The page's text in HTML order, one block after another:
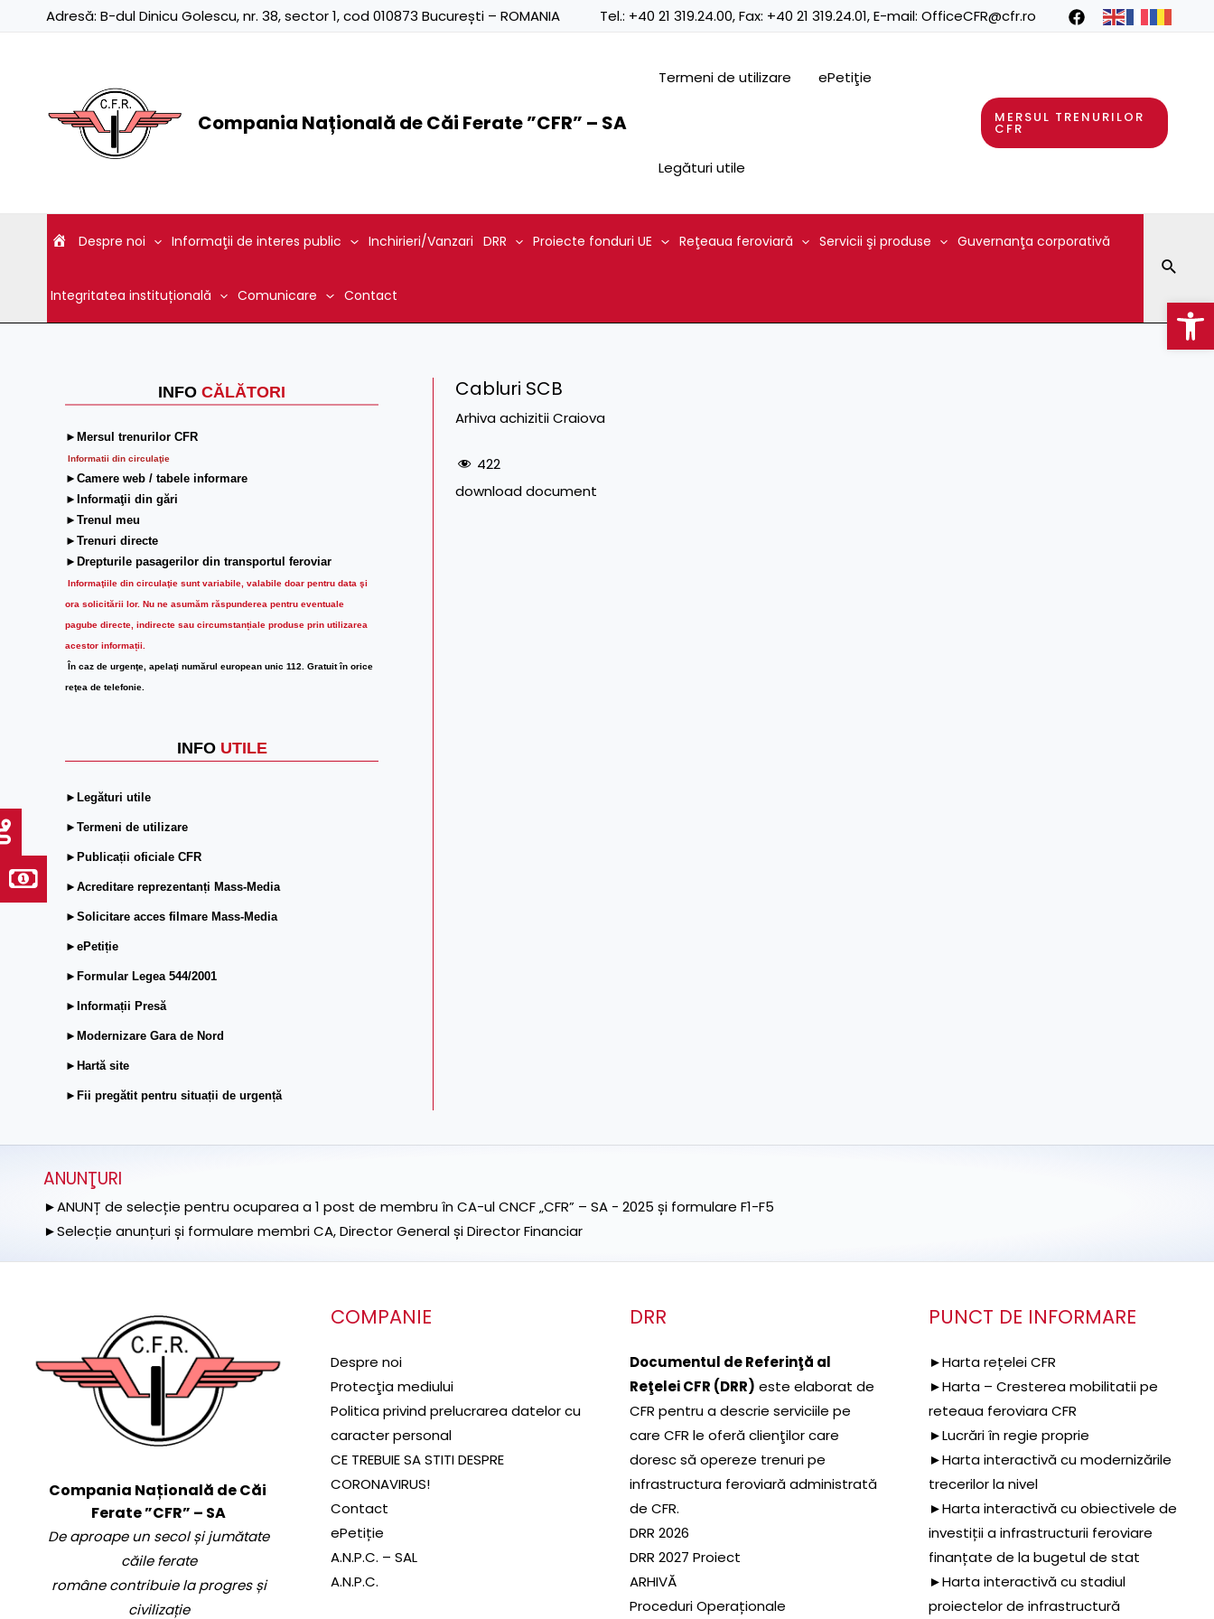
Adresă: B-dul Dinicu Golescu, nr. 38, sector 1, cod 010873 București – ROMANIA Tel.: +40 21 319.24.00, Fax: +40 21 319.24.01, E-mail: OfficeCFR@cfr.ro
Compania Națională de Căi Ferate ”CFR” – SA
Termeni de utilizare ePetiţie
Legături utile
MERSUL TRENURILOR
CFR
Despre noi Informaţii de interes public Inchirieri/Vanzari DRR Proiecte fonduri UE Reţeaua feroviară Servicii şi produse Guvernanţa corporativă
Integritatea instituțională Comunicare Contact
INFO CĂLĂTORI
►Mersul trenurilor CFR
Informatii din circulaţie
►Camere web / tabele informare
►Informaţii din gări
►Trenul meu
►Trenuri directe
►Drepturile pasagerilor din transportul feroviar
Informaţiile din circulaţie sunt variabile, valabile doar pentru data şi
ora solicitării lor. Nu ne asumăm răspunderea pentru eventuale
pagube directe, indirecte sau circumstanțiale produse prin utilizarea
acestor informații.
În caz de urgenţe, apelaţi numărul european unic 112. Gratuit în orice
reţea de telefonie.
INFO UTILE
►Legături utile
►Termeni de utilizare
►Publicații oficiale CFR
►Acreditare reprezentanți Mass-Media
►Solicitare acces filmare Mass-Media
►ePetiție
►Formular Legea 544/2001
►Informații Presă
►Modernizare Gara de Nord
►Hartă site
►Fii pregătit pentru situații de urgență
Cabluri SCB
Arhiva achizitii Craiova
422
download document
ANUNŢURI
►ANUNȚ de selecție pentru ocuparea a 1 post de membru în CA-ul CNCF „CFR” – SA - 2025 și formulare F1-F5
►Selecție anunțuri și formulare membri CA, Director General și Director Financiar
Compania Națională de Căi
Ferate ”CFR” – SA
De aproape un secol și jumătate
căile ferate
române contribuie la progres și
civilizație
COMPANIE
Despre noi
Protecţia mediului
Politica privind prelucrarea datelor cu
caracter personal
CE TREBUIE SA STITI DESPRE
CORONAVIRUS!
Contact
ePetiție
A.N.P.C. – SAL
A.N.P.C.
DRR
Documentul de Referinţă al
Reţelei CFR (DRR) este elaborat de
CFR pentru a descrie serviciile pe
care CFR le oferă clienţilor care
doresc să opereze trenuri pe
infrastructura feroviară administrată
de CFR.
DRR 2026
DRR 2027 Proiect
ARHIVĂ
Proceduri Operaționale
PUNCT DE INFORMARE
►Harta rețelei CFR
►Harta – Cresterea mobilitatii pe
reteaua feroviara CFR
►Lucrări în regie proprie
►Harta interactivă cu modernizările
trecerilor la nivel
►Harta interactivă cu obiectivele de
investiții a infrastructurii feroviare
finanțate de la bugetul de stat
►Harta interactivă cu stadiul
proiectelor de infrastructură